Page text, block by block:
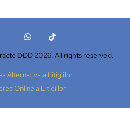
DDD 2026. All rights reserved.